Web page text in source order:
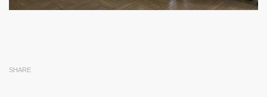
SHARE